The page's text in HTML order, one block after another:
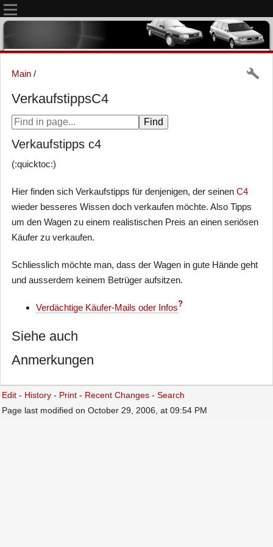
Main /
VerkaufstippsC4
Verkaufstipps c4
(:quicktoc:)
Hier finden sich Verkaufstipps für denjenigen, der seinen C4
wieder besseres Wissen doch verkaufen möchte. Also Tipps
um den Wagen zu einem realistischen Preis an einen seriösen
Käufer zu verkaufen.
Schliesslich möchte man, dass der Wagen in gute Hände geht
und ausserdem keinem Betrüger aufsitzen.
Verdächtige Käufer-Mails oder Infos?
Siehe auch
Anmerkungen
Edit - History - Print - Recent Changes - Search
Page last modified on October 29, 2006, at 09:54 PM